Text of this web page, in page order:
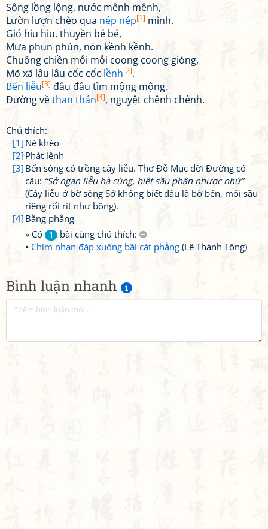
Bình luận nhanh 1
Sông lồng lộng, nước mênh mênh,
Lườn lượn chèo qua nép nép[1] mình.
Gió hiu hiu, thuyền bé bé,
Mưa phun phún, nón kềnh kềnh.
Chuông chiền mỗi mỗi coong coong gióng,
Mõ xã lâu lâu cốc cốc lềnh[2].
Bến liễu[3] đâu đâu tìm mộng mộng,
Đường vềthan thán[4], nguyệt chênh chênh.
Chú thích:
[1] Né khéo
[2] Phát lệnh
[3] Bến sông có trồng cây liễu. Thơ Đỗ Mục đời Đường có
câu: “Sở ngạn liễu hà cùng, biệt sầu phân nhược nhứ”
(Cây liễu ở bờ sông Sở không biết đâu là bờ bến, mối sầu
riêng rối rít như bông).
[4] Bằng phẳng
» Có
1
bài cùng chú thích:
Chim nhạn đáp xuống bãi cát phẳng (Lê Thánh Tông)